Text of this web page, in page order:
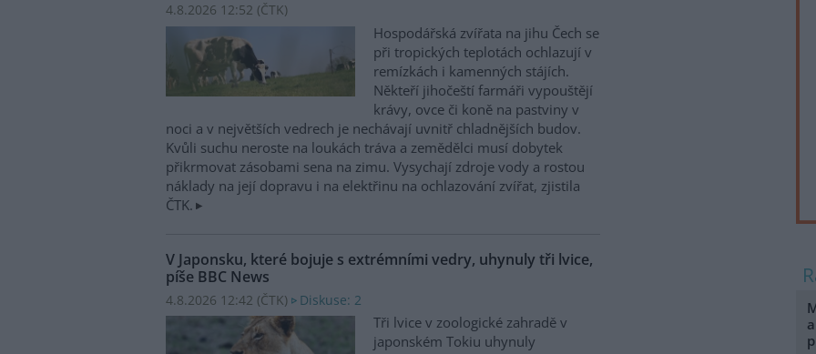
4.8.2026 12:52 (ČTK)
Hospodářská zvířata na jihu Čech se
při tropických teplotách ochlazují v
remízkách i kamenných stájích.
Někteří jihočeští farmáři vypouštějí
krávy, ovce či koně na pastviny v
noci a v největších vedrech je nechávají uvnitř chladnějších budov.
Kvůli suchu neroste na loukách tráva a zemědělci musí dobytek
přikrmovat zásobami sena na zimu. Vysychají zdroje vody a rostou
náklady na její dopravu i na elektřinu na ochlazování zvířat, zjistila
ČTK.
V Japonsku, které bojuje s extrémními vedry, uhynuly tři lvice,
píše BBC News
4.8.2026 12:42 (ČTK) Diskuse: 2
Tři lvice v zoologické zahradě v
japonském Tokiu uhynuly